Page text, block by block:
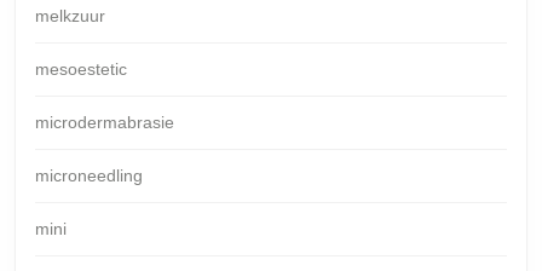
melkzuur
mesoestetic
microdermabrasie
microneedling
mini